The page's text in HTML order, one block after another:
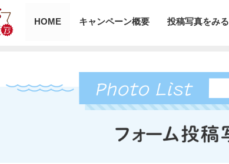
HOME キャンペーン概要 投稿写真をみる